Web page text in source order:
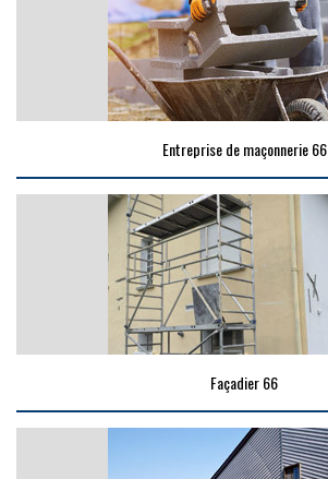
Entreprise de maçonnerie 66
Façadier 66